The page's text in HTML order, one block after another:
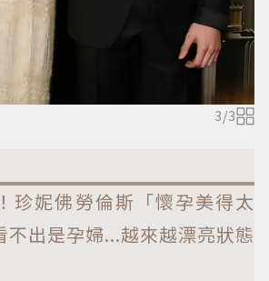
3/3
珍妮佛勞倫斯「懷孕美得太
不出是孕婦...越來越漂亮狀態